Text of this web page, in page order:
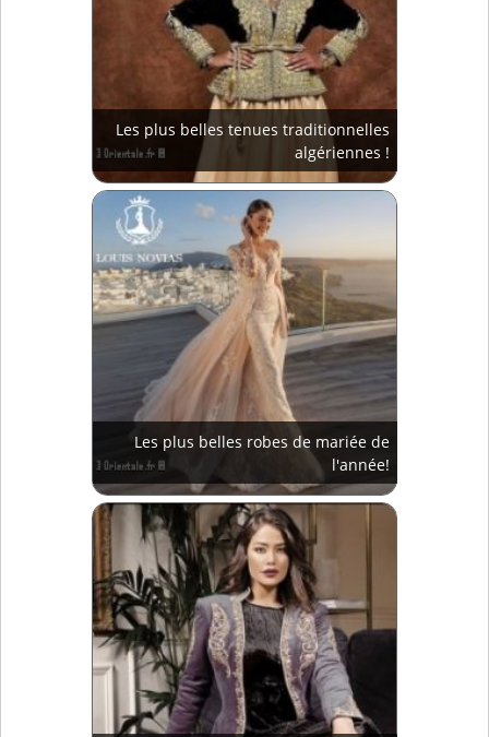
Les plus belles tenues traditionnelles
algériennes !
Les plus belles robes de mariée de
l'année!